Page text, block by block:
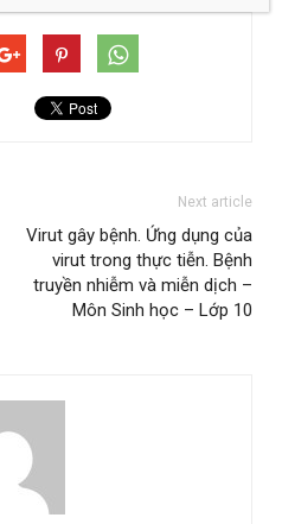
Next article
Virut gây bệnh. Ứng dụng của
virut trong thực tiễn. Bệnh
truyền nhiễm và miễn dịch –
Môn Sinh học – Lớp 10